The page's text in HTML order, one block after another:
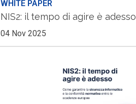
WHITE PAPER
NIS2: il tempo di agire è adesso
04 Nov 2025